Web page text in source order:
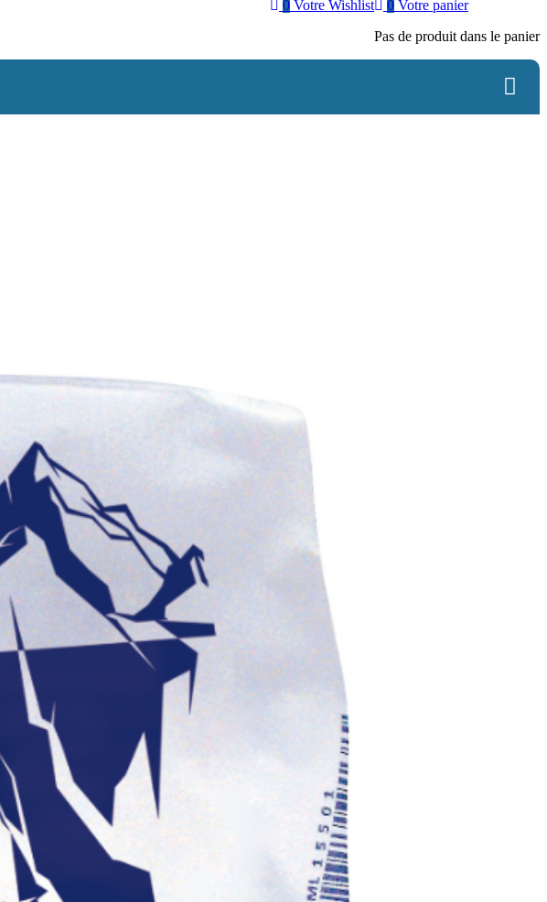
0 Votre panier
Pas de produit dans le panier
0 Votre Wishlist